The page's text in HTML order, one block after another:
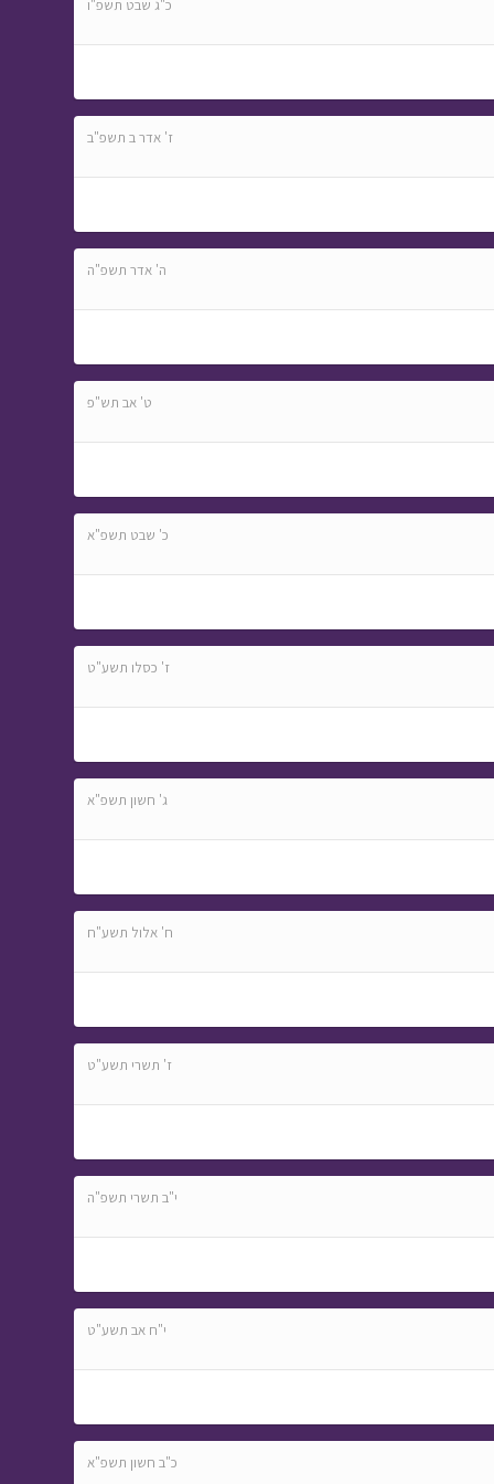
כ"ג שבט תשפ"ו
ז' אדר ב תשפ"ב
ה' אדר תשפ"ה
ט' אב תש"פ
כ' שבט תשפ"א
ז' כסלו תשע"ט
ג' חשון תשפ"א
ח' אלול תשע"ח
ז' תשרי תשע"ט
י"ב תשרי תשפ"ה
י"ח אב תשע"ט
כ"ב חשון תשפ"א